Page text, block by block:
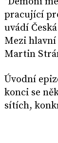
pracující
uvádí
Mezi hlavní
Martin
Úvodní
konci se
sítích,